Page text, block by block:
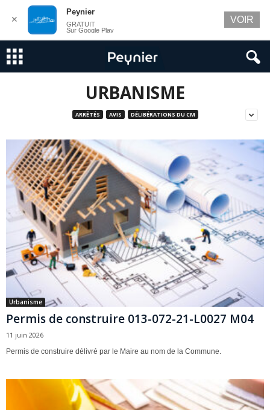
URBANISME
ARRÊTÉS AVIS DÉLIBÉRATIONS DU CM
Urbanisme
Permis de construire 013-072-21-L0027 M04
11 juin 2026
Permis de construire délivré par le Maire au nom de la Commune.
✕
Peynier
GRATUIT
Sur Google Play
VOIR